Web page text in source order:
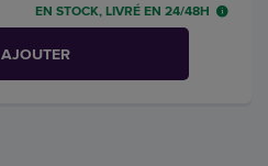
EN STOCK, LIVRÉ EN 24/48H
AJOUTER